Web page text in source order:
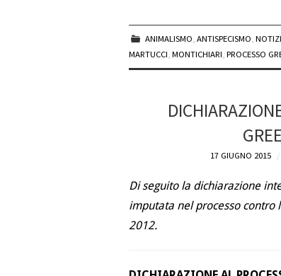
ANIMALISMO,ANTISPECISMO,
MARTUCCI, MONTICHIARI, PROCESSO
17 GIUGNO 2015
Di seguito la dichiarazione
imputata nel processo
2012.